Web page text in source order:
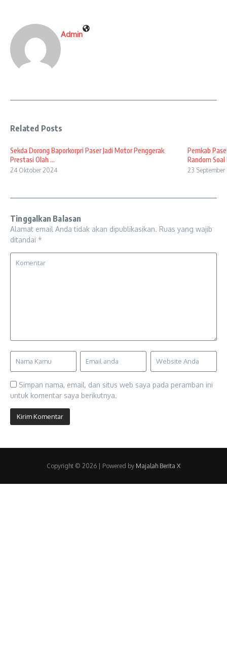
Admin
Related Posts
Sekda Dorong Baporkorpri Paser Jadi Motor Penggerak
Prestasi Olah ...
24 Oktober 2024
Pemkab
Random Soal
23
Tinggalkan Balasan
Alamat email Anda tidak akan dipublikasikan. Ruas yang wajib
ditandai *
Simpan nama, email, dan situs web saya pada peramban ini
untuk komentar saya berikutnya.
Copyright © 2026 | Powered by Majalah Berita X